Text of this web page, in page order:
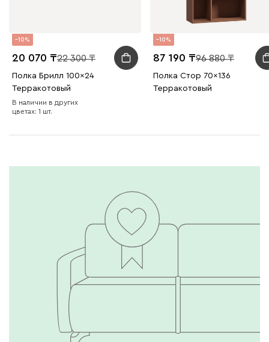
10
20 070 22 300
Полка Брилл 100x24
Терракотовый
В наличии в других
цветах: 1 шт.
10
87 190 96 880
Полка Стор 70x136
Терракотовый